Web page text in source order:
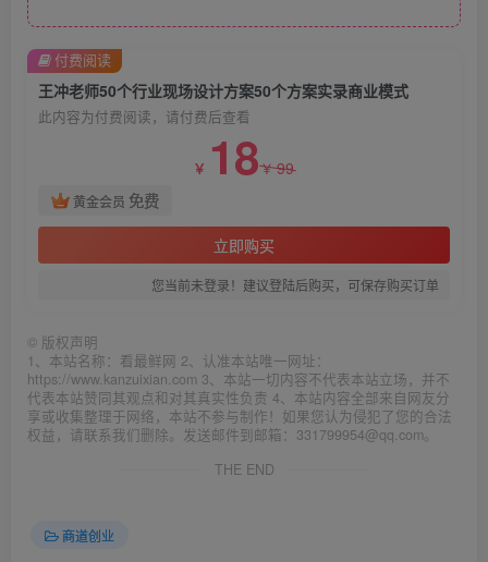
王冲老师50个行业现场设计方案50个方案实录商业模式
此内容为付费阅读，请付费后查看
￥ 18￥99
黄金会员 免费
立即购买
您当前未登录！建议登陆后购买，可保存购买订单
付费阅读
© 版权声明
1、本站名称：看最鲜网 2、认准本站唯一网址：
https://www.kanzuixian.com 3、本站一切内容不代表本站立场，并不
代表本站赞同其观点和对其真实性负责 4、本站内容全部来自网友分
享或收集整理于网络，本站不参与制作！如果您认为侵犯了您的合法
权益，请联系我们删除。发送邮件到邮箱：331799954@qq.com。
THE END
商道创业